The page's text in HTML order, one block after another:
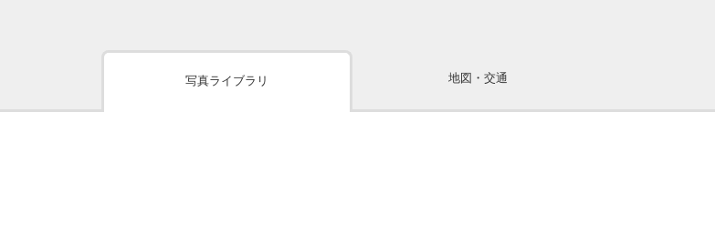
写真ライブラリ 地図・交通